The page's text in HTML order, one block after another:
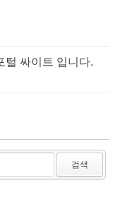
털 싸이트 입니다.
검색